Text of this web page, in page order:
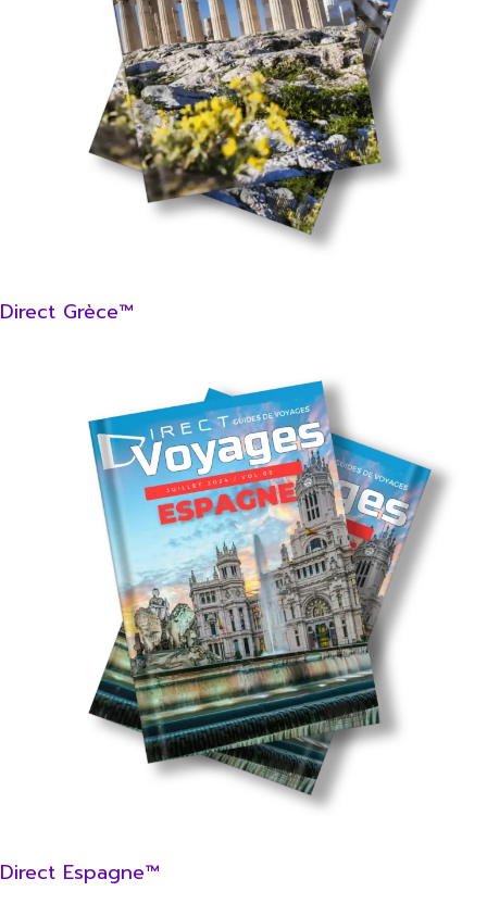
Direct Grèce™
Direct Espagne™